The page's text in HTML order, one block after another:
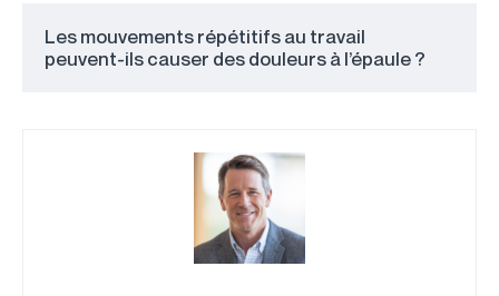
Les mouvements répétitifs au travail
peuvent-ils causer des douleurs à l’épaule ?